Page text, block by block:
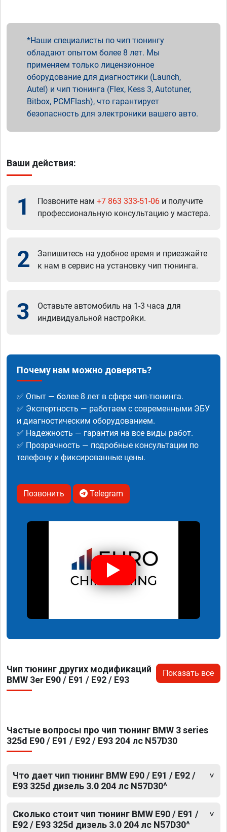
Наши специалисты по чип тюнингу
обладают опытом более 8 лет. Мы
применяем только лицензионное
оборудование для диагностики (Launch,
Autel) и чип тюнинга (Flex, Kess 3, Autotuner,
Bitbox, PCMFlash), что гарантирует
безопасность для электроники вашего авто.
Ваши действия:
1 Позвоните нам +7 863 333-51-06 и получите
профессиональную консультацию у мастера.
2
Запишитесь на удобное время и приезжайте
к нам в сервис на установку чип тюнинга.
3
Оставьте автомобиль на 1-3 часа для
индивидуальной настройки.
Почему нам можно доверять?
✅ Опыт — более 8 лет в сфере чип-тюнинга.
✅ Экспертность — работаем с современными ЭБУ
и диагностическим оборудованием.
✅ Надежность — гарантия на все виды работ.
✅ Прозрачность — подробные консультации по
телефону и фиксированные цены.
Позвонить Telegram
Чип тюнинг других модификаций
BMW 3er E90 / E91 / E92 / E93
Показать все
Частые вопросы про чип тюнинг BMW 3 series
325d E90 / E91 / E92 / E93 204 лс N57D30
Что дает чип тюнинг BMW E90 / E91 / E92 /
E93 325d дизель 3.0 204 лс N57D30^
Сколько стоит чип тюнинг BMW E90 / E91 /
E92 / E93 325d дизель 3.0 204 лс N57D30^